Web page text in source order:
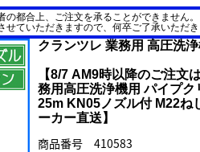
都合上、ご注文を承ることができません。
せていただきますので、何卒ご了承いただき
クランツレ 業務用 高圧洗
【8/7 AM9時以降のご注文
務用高圧洗浄機用 パイプ
25m KN05ノズル付 M22ね
ーカー直送】
商品番号 410583